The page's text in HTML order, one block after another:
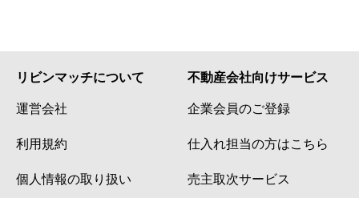
リビンマッチについて
運営会社
利用規約
個人情報の取り扱い
不動産会社向けサービス
企業会員のご登録
仕入れ担当の方はこちら
売主取次サービス